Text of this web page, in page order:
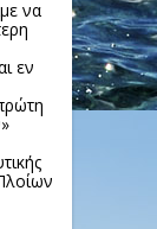
να
εν